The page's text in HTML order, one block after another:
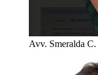
Avv. Smeralda C.